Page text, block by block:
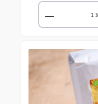
Produkt Anzahl: